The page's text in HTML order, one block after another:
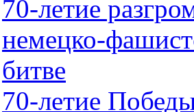
70-летие
немецко-
битве
70-летие